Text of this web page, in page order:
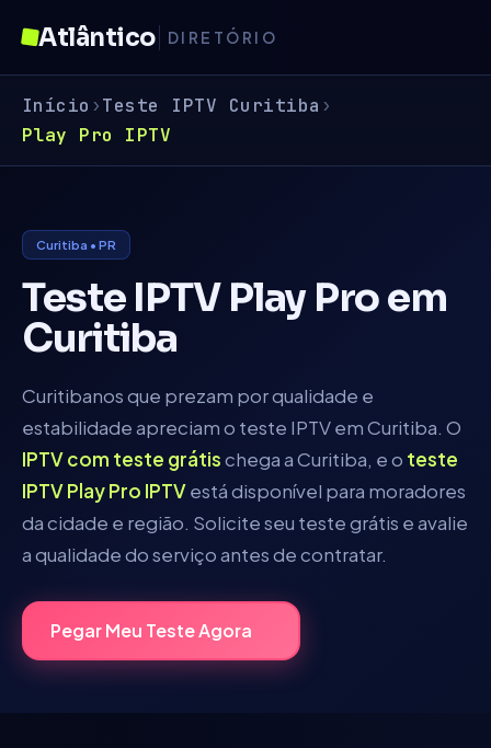
Atlântico DIRETÓRIO
Início ›Teste IPTV Curitiba ›
Play Pro IPTV
Curitiba • PR
Teste IPTV Play Proem
Curitiba
Curitibanos que prezam por qualidade e
estabilidade apreciam o teste IPTV em Curitiba. O
IPTV com teste grátischega aCuritiba, e o teste
IPTVPlay Pro IPTVestá disponível para moradores
da cidade e região. Solicite seu teste grátis e avalie
a qualidade do serviço antes de contratar.
Pegar Meu Teste Agora